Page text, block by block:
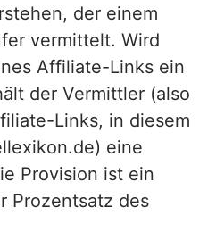
der einem
vermittelt. Wird
Affiliate-Links ein
der Vermittler (also
Links, in diesem
eine
Provision ist ein
Prozentsatz des